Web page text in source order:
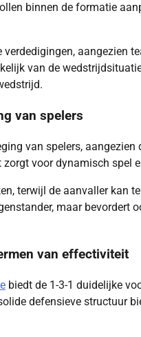
binnen de formatie
aangezien
van de
van spelers
van spelers,
voor dynamisch spel
terwijl de aanvaller kan
maar bevordert
van effectiviteit
biedt de 1-3-1 duidelijke
defensieve structuur